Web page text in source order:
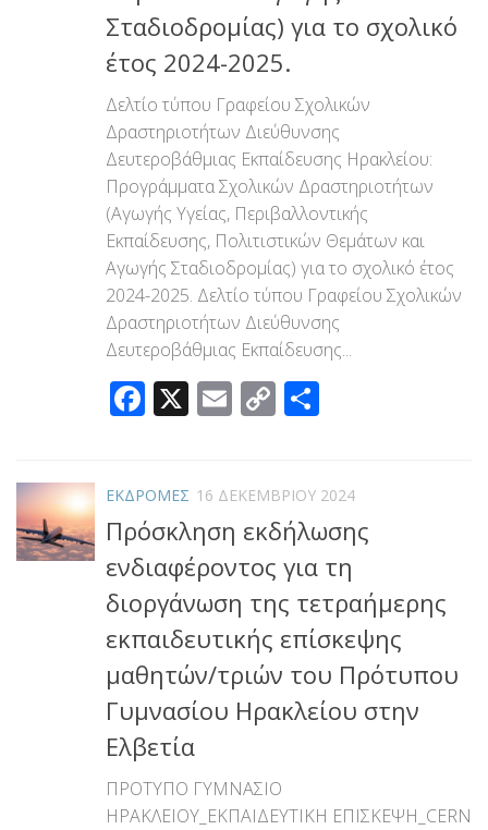
Σταδιοδρομίας) για το σχολικό
έτος 2024-2025.
Δελτίο τύπου Γραφείου Σχολικών
Δραστηριοτήτων Διεύθυνσης
Δευτεροβάθμιας Εκπαίδευσης Ηρακλείου:
Προγράμματα Σχολικών Δραστηριοτήτων
(Αγωγής Υγείας, Περιβαλλοντικής
Εκπαίδευσης, Πολιτιστικών Θεμάτων και
Αγωγής Σταδιοδρομίας) για το σχολικό έτος
2024-2025. Δελτίο τύπου Γραφείου Σχολικών
Δραστηριοτήτων Διεύθυνσης
Δευτεροβάθμιας Εκπαίδευσης...
Facebook
X Email
Copy
ΕΚΔΡΟΜΕΣ 16 ΔΕΚΕΜΒΡΊΟΥ 2024
Πρόσκληση εκδήλωσης
ενδιαφέροντος για τη
διοργάνωση της τετραήμερης
εκπαιδευτικής επίσκεψης
μαθητών/τριών του Πρότυπου
Γυμνασίου Ηρακλείου στην
Ελβετία
ΠΡΟΤΥΠΟ ΓΥΜΝΑΣΙΟ
ΗΡΑΚΛΕΙΟΥ_ΕΚΠΑΙΔΕΥΤΙΚΗ ΕΠΙΣΚΕΨΗ_CERN